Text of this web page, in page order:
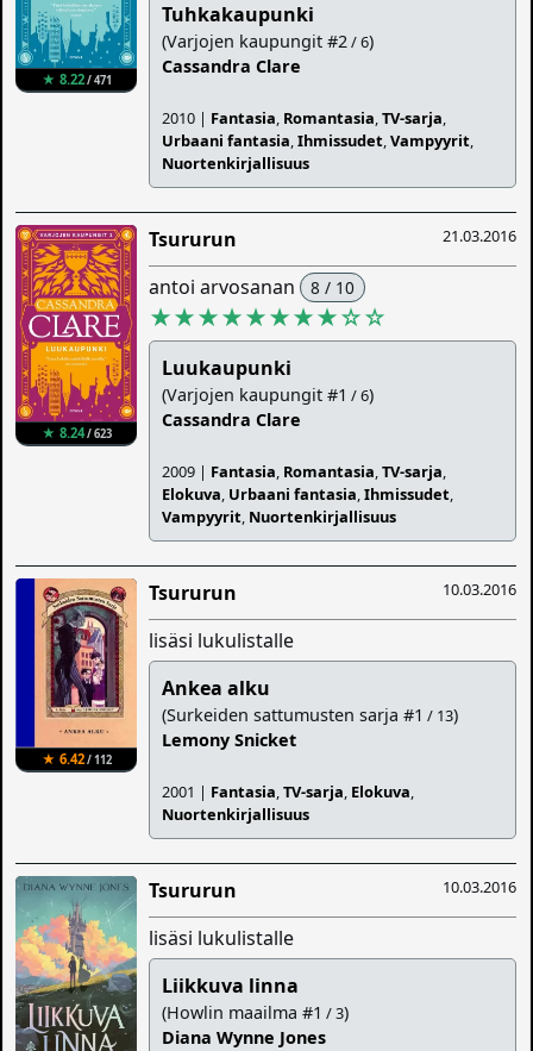
★ 8.22/ 471
Tuhkakaupunki
(Varjojen kaupungit #2/ 6)
Cassandra Clare
2010 | Fantasia, Romantasia,TV-sarja,
Urbaani fantasia,Ihmissudet,Vampyyrit,
Nuortenkirjallisuus
★ 8.24/ 623
21.03.2016
Tsururun
antoi arvosanan 8 / 10
★★★★★★★★☆☆
Luukaupunki
(Varjojen kaupungit #1 / 6)
Cassandra Clare
2009 | Fantasia, Romantasia,TV-sarja,
Elokuva, Urbaani fantasia,Ihmissudet,
Vampyyrit, Nuortenkirjallisuus
★ 6.42/ 112
10.03.2016
Tsururun
lisäsi lukulistalle
Ankea alku
(Surkeiden sattumusten sarja #1 / 13)
Lemony Snicket
2001 | Fantasia,TV-sarja, Elokuva,
Nuortenkirjallisuus
10.03.2016
Tsururun
lisäsi lukulistalle
Liikkuva linna
(Howlin maailma #1 / 3)
Diana Wynne Jones